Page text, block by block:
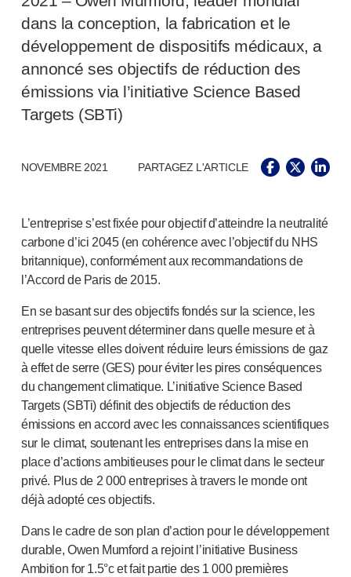
Santé pelvienne
Empelvic®
Amielle Care
Amielle
Comfort
Rapport
AutoDrop
Neuropen
Dispositifs d’auto-injection
Aidaptus®autoinjecteur
EcoSafe®seringue de sécurité
Autoinjecteur réutilisable EcoSafe
Autoject
Autopen
Systèmes d’administration de médicaments
NOS PLATEFORMES
Aidaptus autoinjecteur
EcoSafe®
EcoSafe seringue de sécurité
Autoinjecteur réutilisable EcoSafe ®companion
NOTRE EXPERTISE
Services pharmaceutiques
Capacités de fabrication
Gestion des opérations
Gestion de la chaîne d’approvisionnement
Outillage, technique et développement
dans la conception, la fabrication et le
développement de dispositifs médicaux, a
annoncé ses objectifs de réduction des
émissions via l’initiative Science Based
Targets (SBTi)
NOVEMBRE 2021 PARTAGEZ L'ARTICLE
L’entreprise s’est fixée pour objectif d’atteindre la neutralité
carbone d’ici 2045 (en cohérence avec l’objectif du NHS
britannique), conformément aux recommandations de
l’Accord de Paris de 2015.
En se basant sur des objectifs fondés sur la science, les
entreprises peuvent déterminer dans quelle mesure et à
quelle vitesse elles doivent réduire leurs émissions de gaz
à effet de serre (GES) pour éviter les pires conséquences
du changement climatique. L’initiative Science Based
Targets (SBTi) définit des objectifs de réduction des
émissions en accord avec les connaissances scientifiques
sur le climat, soutenant les entreprises dans la mise en
place d’actions ambitieuses pour le climat dans le secteur
privé. Plus de 2 000 entreprises à travers le monde ont
déjà adopté ces objectifs.
Dans le cadre de son plan d’action pour le développement
durable, Owen Mumford a rejoint l’initiative Business
Ambition for 1.5°c et fait partie des 1 000 premières